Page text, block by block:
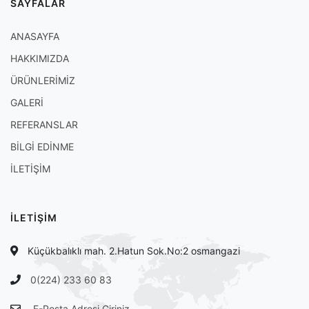
SAYFALAR
ANASAYFA
HAKKIMIZDA
ÜRÜNLERİMİZ
GALERİ
REFERANSLAR
BİLGİ EDİNME
İLETİŞİM
İLETİŞİM
Küçükbalıklı mah. 2.Hatun Sok.No:2 osmangazi
0(224) 233 60 83